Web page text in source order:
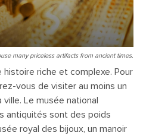
many priceless artifacts from ancient times.
histoire riche et complexe. Pour
vous de visiter au moins un
Le musée national
antiquités sont des poids
royal des bijoux, un manoir